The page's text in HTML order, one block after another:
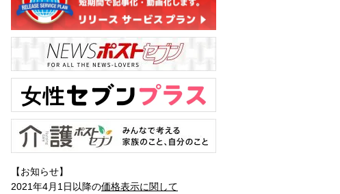
【お知らせ】
2021年4月1日以降の価格表示に関して